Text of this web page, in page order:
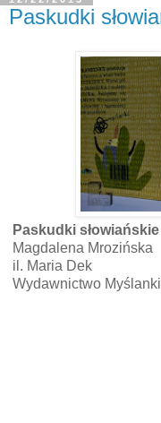
Paskudki
Paskudki słowiańskie
Magdalena Mrozińska
il. Maria Dek
Wydawnictwo